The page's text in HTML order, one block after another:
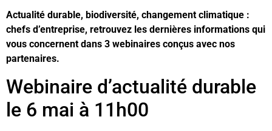
Actualité durable, biodiversité, changement climatique :
chefs d’entreprise, retrouvez les dernières informations qui
vous concernent dans 3 webinaires conçus avec nos
partenaires.
Webinaire d’actualité durable
le 6 mai à 11h00